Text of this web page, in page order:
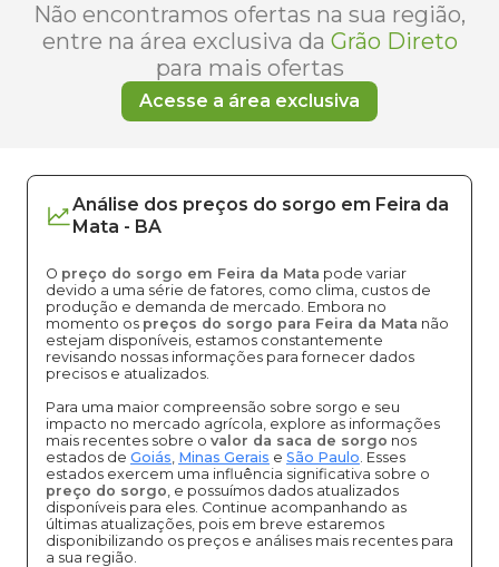
Não encontramos ofertas na sua região,
entre na área exclusiva da Grão Direto
para mais ofertas
Acesse a área exclusiva
Análise dos preços do sorgo em Feira da
Mata - BA
O preço do sorgo em Feira da Mata pode variar
devido a uma série de fatores, como clima, custos de
produção e demanda de mercado. Embora no
momento os preços do sorgo para Feira da Mata não
estejam disponíveis, estamos constantemente
revisando nossas informações para fornecer dados
precisos e atualizados.
Para uma maior compreensão sobre sorgo e seu
impacto no mercado agrícola, explore as informações
mais recentes sobre o valor da saca de sorgo nos
estados de Goiás, Minas Gerais e São Paulo. Esses
estados exercem uma influência significativa sobre o
preço do sorgo, e possuímos dados atualizados
disponíveis para eles. Continue acompanhando as
últimas atualizações, pois em breve estaremos
disponibilizando os preços e análises mais recentes para
a sua região.